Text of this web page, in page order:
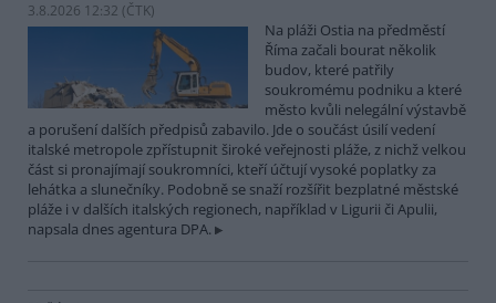
3.8.2026 12:32 (ČTK)
Na pláži Ostia na předměstí
Říma začali bourat několik
budov, které patřily
soukromému podniku a které
město kvůli nelegální výstavbě
a porušení dalších předpisů zabavilo. Jde o součást úsilí vedení
italské metropole zpřístupnit široké veřejnosti pláže, z nichž velkou
část si pronajímají soukromníci, kteří účtují vysoké poplatky za
lehátka a slunečníky. Podobně se snaží rozšířit bezplatné městské
pláže i v dalších italských regionech, například v Ligurii či Apulii,
napsala dnes agentura DPA.